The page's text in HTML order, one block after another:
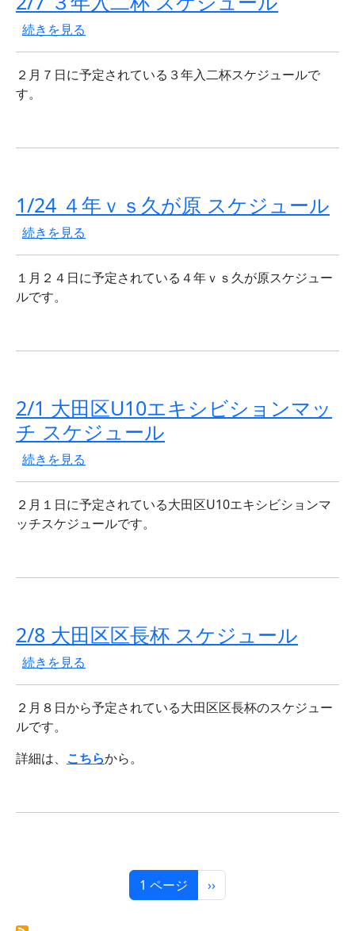
2/7 ３年入二杯 スケジュール の
続きを見る
２月７日に予定されている３年入二杯スケジュールで
す。
1/24 ４年ｖｓ久が原 スケジュール
1/24 ４年ｖｓ久が原 スケジュール の
続きを見る
１月２４日に予定されている４年ｖｓ久が原スケジュー
ルです。
2/1 大田区U10エキシビションマッ
チ スケジュール
2/1 大田区U10エキシビションマッチ スケジュール の
続きを見る
２月１日に予定されている大田区U10エキシビションマ
ッチスケジュールです。
2/8 大田区区長杯 スケジュール
2/8 大田区区長杯 スケジュール の
続きを見る
２月８日から予定されている大田区区長杯のスケジュー
ルです。
詳細は、 こちらから。
1 ページ 次ページ
››